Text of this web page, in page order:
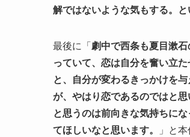
解ではないような気もする。
最後に「劇中で西条も夏目漱
っていて、恋は自分を奮い立
と、自分が変わるきっかけを
が、やはり恋であるのではと
と思うのは前向きな気持ちに
てほしいなと思います。
」と